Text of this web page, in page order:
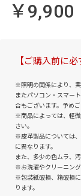
￥9,900
【ご購入前に
※照明の関係により、実
またパソコン・スマー
合もございます。予めご
※商品によっては、軽
さい。
※皮革製品については
に異なります。
また、多少の色ムラ、
※お洗濯やクリーニング
※包装紙破損、箱破損
ります。